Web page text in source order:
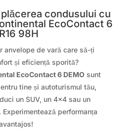
condusului cu
EcoContact 6
98H
anvelope de vară care să-ți
și eficiență sporită?
EcoContact 6 DEMO sunt
tine și autoturismul tău,
un SUV, un 4×4 sau un
performanța